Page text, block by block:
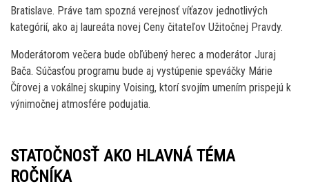
Bratislave. Práve tam spozná verejnosť víťazov jednotlivých
kategórií, ako aj laureáta novej Ceny čitateľov Užitočnej Pravdy.
Moderátorom večera bude obľúbený herec a moderátor Juraj
Bača. Súčasťou programu bude aj vystúpenie speváčky Márie
Čírovej a vokálnej skupiny Voising, ktorí svojím umením prispejú k
výnimočnej atmosfére podujatia.
STATOČNOSŤ AKO HLAVNÁ TÉMA
ROČNÍKA